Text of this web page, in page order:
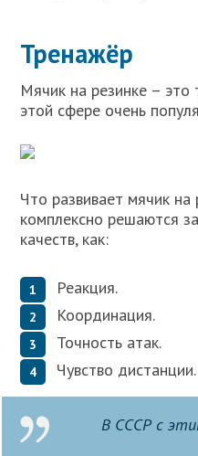
Тренажёр
Мячик на резинке –
этой сфере очень
Что развивает мячик
комплексно решаются
качеств, как:
Реакция.
Координация.
Точность атак.
Чувство дистанции.
В СССР с